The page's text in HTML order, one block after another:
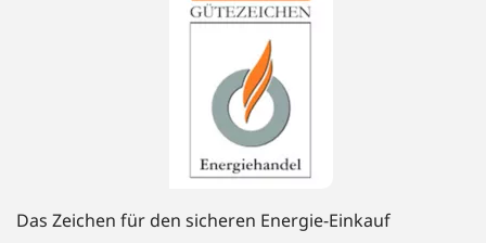
Das Zeichen für den sicheren Energie-Einkauf